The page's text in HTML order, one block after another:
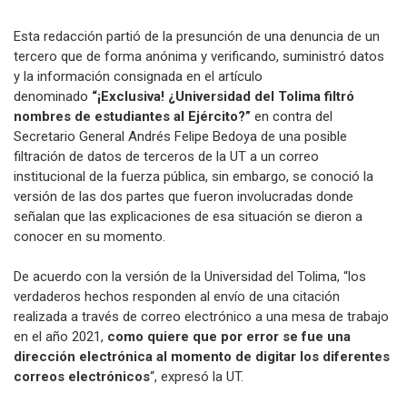
Esta redacción partió de la presunción de una denuncia de un
tercero que de forma anónima y verificando, suministró datos
y la información consignada en el artículo
denominado “¡Exclusiva! ¿Universidad del Tolima filtró
nombres de estudiantes al Ejército?” en contra del
Secretario General Andrés Felipe Bedoya de una posible
filtración de datos de terceros de la UT a un correo
institucional de la fuerza pública, sin embargo, se conoció la
versión de las dos partes que fueron involucradas donde
señalan que las explicaciones de esa situación se dieron a
conocer en su momento.
De acuerdo con la versión de la Universidad del Tolima, “los
verdaderos hechos responden al envío de una citación
realizada a través de correo electrónico a una mesa de trabajo
en el año 2021, como quiere que por error se fue una
dirección electrónica al momento de digitar los diferentes
correos electrónicos“, expresó la UT.